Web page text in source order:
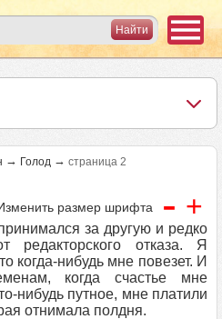
→ Голод → страница 2
размер шрифта - +
за другую и редко
отказа. Я
когда-нибудь мне повезет. И
когда счастье мне
нибудь путное, мне платили
отнимала полдня.